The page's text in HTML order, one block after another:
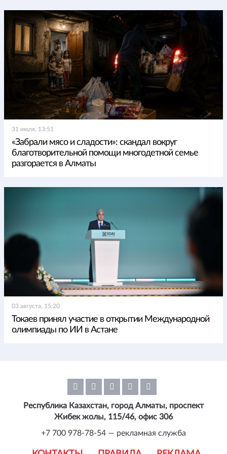
31 июля, 13:51
«Забрали мясо и сладости»: скандал вокруг
благотворительной помощи многодетной семье
разгорается в Алматы
03 августа, 15:20
Токаев принял участие в открытии Международной
олимпиады по ИИ в Астане
Республика Казахстан, город Алматы, проспект
Жибек жолы, 115/46, офис 306
+7 700 978-78-54 — рекламная служба